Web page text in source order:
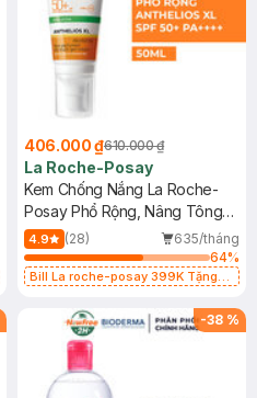
406.000 ₫610.000 ₫
La Roche-Posay
Kem Chống Nắng La Roche-
Posay Phổ Rộng, Nâng Tông
Kiềm Dầu 50ml
4.9 (28)
635/tháng
64%
Bill La roche-posay 399K Tặng
(SL có hạn)
-38 %